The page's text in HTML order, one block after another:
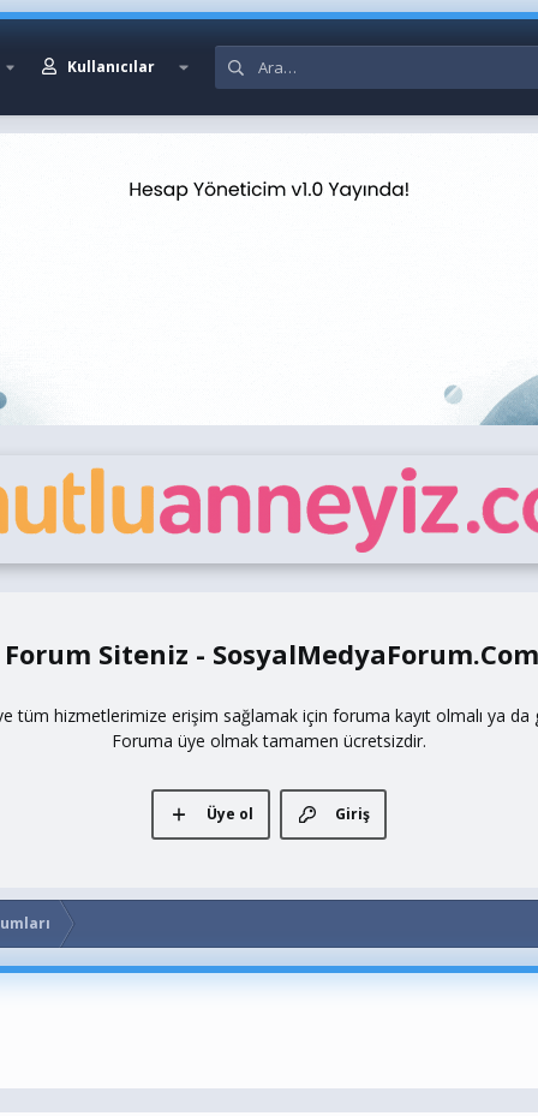
Kullanıcılar
Siteniz - SosyalMedyaForum.Com
tüm hizmetlerimize erişim sağlamak için foruma kayıt olmalı ya da
Foruma üye olmak tamamen ücretsizdir.
Giriş
Üye ol